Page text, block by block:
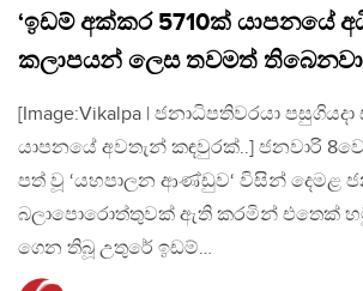
‘ඉඩම් අක්කර 5710ක් යාපනයේ
කලාපයන් ලෙස තවමත්
[Image:Vikalpa | ජනාධිපතිවරයා
යාපනයේ අවතැන් කඳවුරක්..] ජනවාරි
පත් වූ ‘යහපාලන ආණ්ඩුව‘ විසින් දෙමළ
බලාපොරොත්තුවක් ඇති කරමින් එතෙක්
ගෙන තිබූ උතුරේ ඉඩම්…